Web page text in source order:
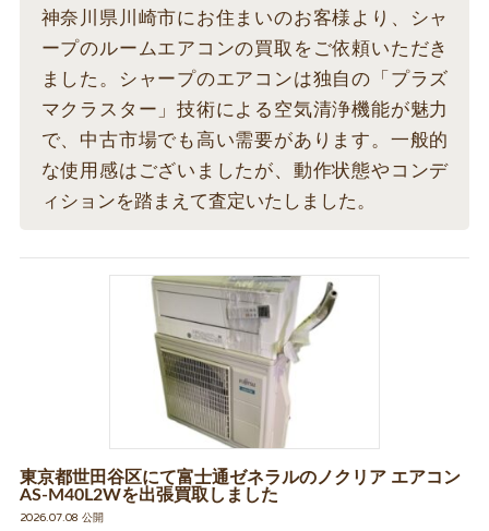
神奈川県川崎市にお住まいのお客様より、シャ
ープのルームエアコンの買取をご依頼いただき
ました。シャープのエアコンは独自の「プラズ
マクラスター」技術による空気清浄機能が魅力
で、中古市場でも高い需要があります。一般的
な使用感はございましたが、動作状態やコンデ
ィションを踏まえて査定いたしました。
東京都世田谷区にて富士通ゼネラルのノクリア エアコン
AS-M40L2Wを出張買取しました
2026.07.08 公開